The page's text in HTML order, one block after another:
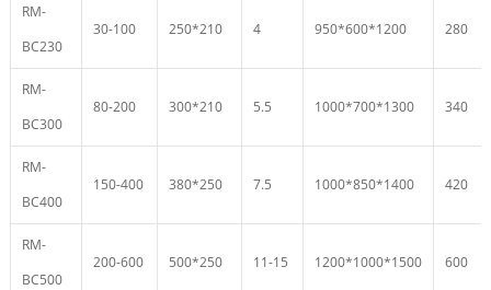
RM-
BC230
30-100 250*210 4 950*600*1200 280
RM-
BC300
80-200 300*210 5.5 1000*700*1300 340
RM-
BC400
150-400 380*250 7.5 1000*850*1400 420
RM-
BC500
200-600 500*250 11-15 1200*1000*1500 600